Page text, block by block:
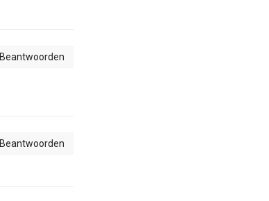
Beantwoorden
Beantwoorden